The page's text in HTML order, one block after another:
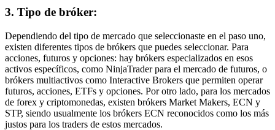
3. Tipo de bróker:
Dependiendo del tipo de mercado que seleccionaste en el paso uno,
existen diferentes tipos de brókers que puedes seleccionar. Para
acciones, futuros y opciones: hay brókers especializados en esos
activos específicos, como NinjaTrader para el mercado de futuros, o
brókers multiactivos como Interactive Brokers que permiten operar
futuros, acciones, ETFs y opciones. Por otro lado, para los mercados
de forex y criptomonedas, existen brókers Market Makers, ECN y
STP, siendo usualmente los brókers ECN reconocidos como los más
justos para los traders de estos mercados.